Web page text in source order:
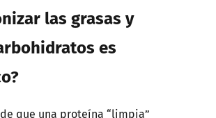
las grasas y
es
que una proteína “limpia”